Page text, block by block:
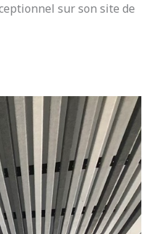
sur son site de